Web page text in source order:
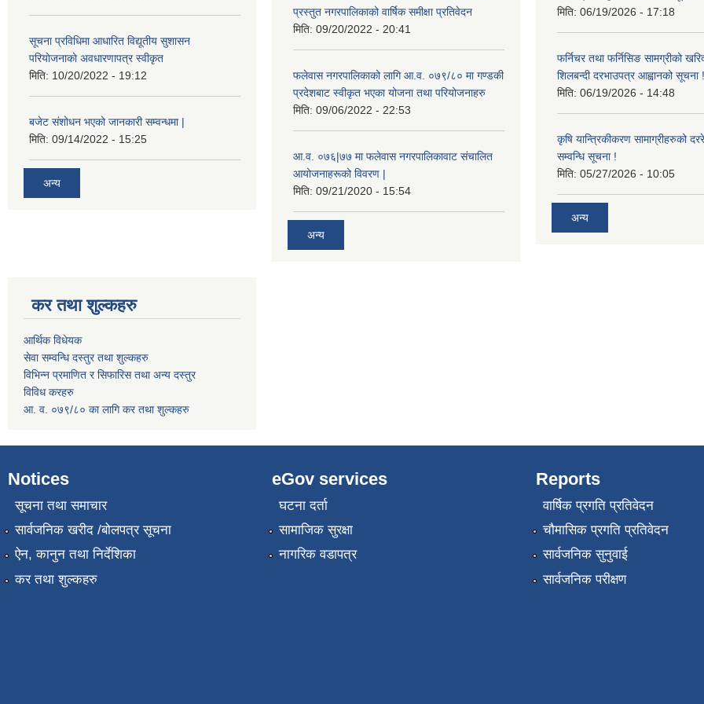
सूचना प्रविधिमा आधारित विद्यूतीय सुशासन
परियाेजनाकाे अवधारणापत्र स्वीकृत
मिति: 10/20/2022 - 19:12
बजेट संशोधन भएको जानकारी सम्वन्धमा |
मिति: 09/14/2022 - 15:25
अन्य
प्रस्तुत नगरपालिकाको वार्षिक समीक्षा प्रतिवेदन
मिति: 09/20/2022 - 20:41
फलेवास नगरपालिकाको लागि आ.व. ०७९/८० मा गण्डकी
प्रदेशबाट स्वीकृत भएका योजना तथा परियोजनाहरु
मिति: 09/06/2022 - 22:53
आ.व. ०७६|७७ मा फलेवास नगरपालिकावाट संचालित
आयोजनाहरूको विवरण |
मिति: 09/21/2020 - 15:54
अन्य
मिति: 06/19/2026 - 17:18
फर्निचर तथा फर्निसिङ सामग्रीको
शिलबन्दी दरभाउपत्र आह्वानको सूचना !
मिति: 06/19/2026 - 14:48
कृषि यान्त्रिकीकरण सामाग्रीहरुको
सम्वन्धि सूचना !
मिति: 05/27/2026 - 10:05
अन्य
कर तथा शुल्कहरु
आर्थिक विधेयक
सेवा सम्वन्धि दस्तुर तथा शुल्कहरु
विभिन्न प्रमाणित र सिफारिस तथा अन्य दस्तुर
विविध करहरु
आ. व. ०७९/८० का लागि कर तथा शुल्कहरु
Notices
सूचना तथा समाचार
सार्वजनिक खरीद /बोलपत्र सूचना
ऐन, कानुन तथा निर्देशिका
कर तथा शुल्कहरु
eGov services
घटना दर्ता
सामाजिक सुरक्षा
नागरिक वडापत्र
Reports
वार्षिक प्रगति प्रतिवेदन
चौमासिक प्रगति प्रतिवेदन
सार्वजनिक सुनुवाई
सार्वजनिक परीक्षण